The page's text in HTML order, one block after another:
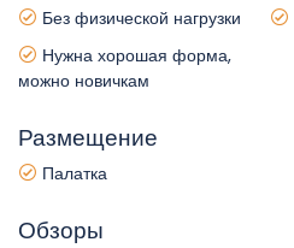
Без физической нагрузки
Нужна хорошая форма,
можно новичкам
Размещение
Палатка
Обзоры